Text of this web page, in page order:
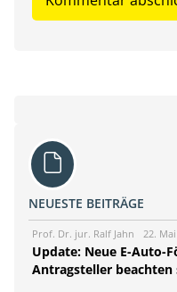
NEUESTE BEITRÄGE
Prof. Dr. jur. Ralf Jahn 22.
Update: Neue E-Auto-
Antragsteller beachten